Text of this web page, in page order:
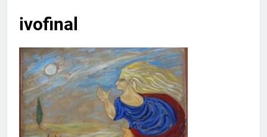
ivofinal